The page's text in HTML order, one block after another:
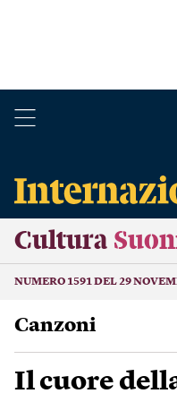
Cultura
NUMERO 1591 DEL 29
Canzoni
Il cuore